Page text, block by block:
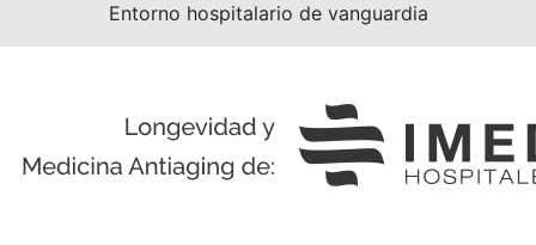
Entorno hospitalario de vanguardia